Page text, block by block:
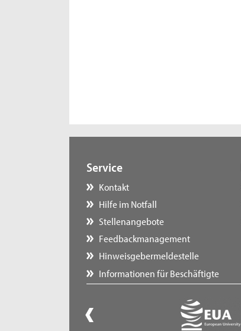
Service
Kontakt
Hilfe im Notfall
Stellenangebote
Feedbackmanagement
Hinweisgebermeldestelle
Informationen für Beschäftigte